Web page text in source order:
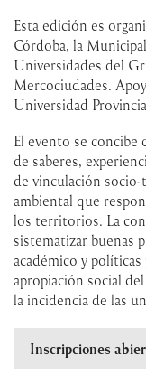
Esta edición es
Córdoba, la
Universidades del
Mercociudades.
Universidad
El evento se concibe
de saberes,
de vinculación
ambiental que
los territorios. La
sistematizar buenas
académico y
apropiación social
la incidencia de las
Inscripciones